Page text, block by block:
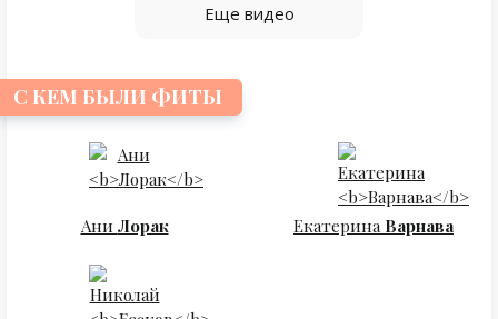
Еще видео
С КЕМ БЫЛИ ФИТЫ
Ани Лорак Екатерина Варнава